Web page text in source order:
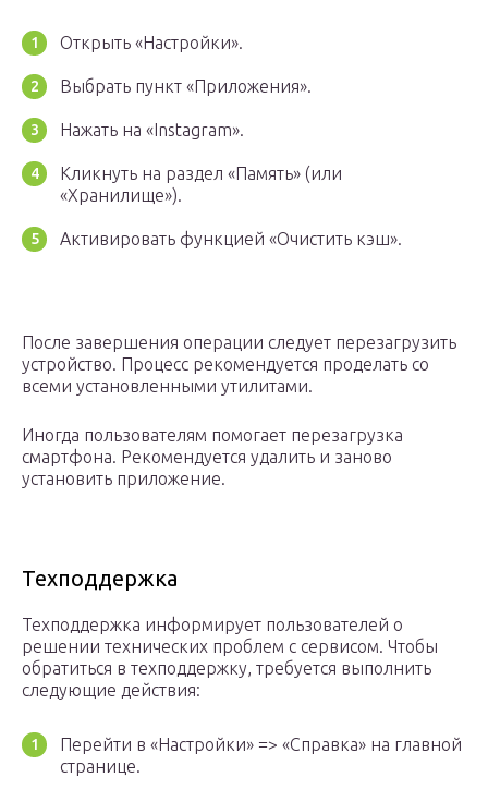
Открыть «Настройки».
Выбрать пункт «Приложения».
Нажать на «Instagram».
Кликнуть на раздел «Память» (или
«Хранилище»).
Активировать функцией «Очистить кэш».
После завершения операции следует перезагрузить
устройство. Процесс рекомендуется проделать со
всеми установленными утилитами.
Иногда пользователям помогает перезагрузка
смартфона. Рекомендуется удалить и заново
установить приложение.
Техподдержка
Техподдержка информирует пользователей о
решении технических проблем с сервисом. Чтобы
обратиться в техподдержку, требуется выполнить
следующие действия:
Перейти в «Настройки» => «Справка» на главной
странице.